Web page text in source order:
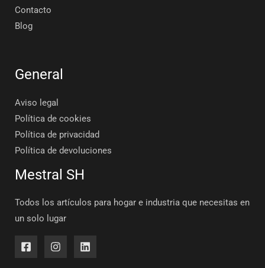
Contacto
Blog
General
Aviso legal
Política de cookies
Política de privacidad
Política de devoluciones
Mestral SH
Todos los artículos para hogar e industria que necesitas en
un solo lugar